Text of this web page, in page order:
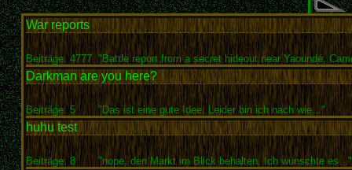
War reports
Beiträge: 4777 "Battle report from a secret hideout near Yaoundé,
Darkman are you here?
Beiträge: 5 "Das ist eine gute Idee. Leider bin ich nach wie..."
huhu test
Beiträge: 8 "nope, den Markt im Blick behalten. Ich wünschte es..."